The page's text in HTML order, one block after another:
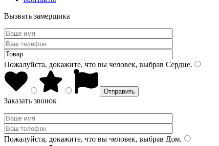
Вызвать замерщика
Пожалуйста, докажите, что вы человек, выбрав Сердце.
Заказать звонок
Пожалуйста, докажите, что вы человек, выбрав Дом.